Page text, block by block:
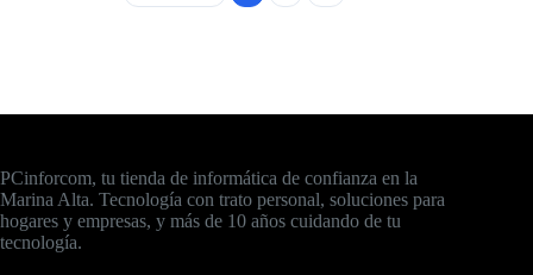
PCinforcom, tu tienda de informática de confianza en la
Marina Alta. Tecnología con trato personal, soluciones para
hogares y empresas, y más de 10 años cuidando de tu
tecnología.